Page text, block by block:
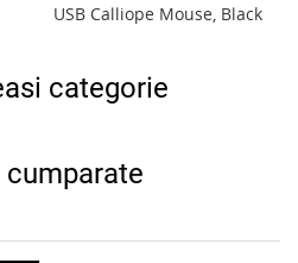
USB Calliope Mouse, Black
categorie